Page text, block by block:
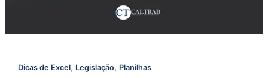
Dicas de Excel, Legislação, Planilhas